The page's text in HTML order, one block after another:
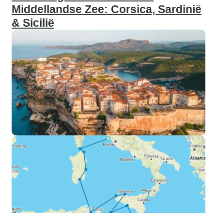
Middellandse Zee: Corsica, Sardinië
& Sicilië